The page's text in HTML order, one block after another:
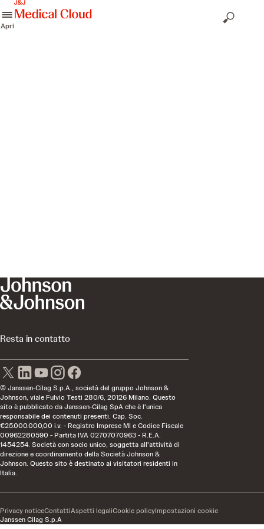
Apri
Resta in contatto
© Janssen-Cilag S.p.A., società del gruppo Johnson &
Johnson, viale Fulvio Testi 280/6, 20126 Milano. Questo
sito è pubblicato da Janssen-Cilag SpA che è l'unica
responsabile dei contenuti presenti. Cap. Soc.
€25.000.000,00 i.v. - Registro Imprese MI e Codice Fiscale
00962280590 - Partita IVA 02707070963 - R.E.A.
1454254. Società con socio unico, soggetta all'attività di
direzione e coordinamento della Società Johnson &
Johnson. Questo sito è destinato ai visitatori residenti in
Italia.
Janssen Cilag S.p.A
Privacy noticeContattiAspetti legaliCookie policyImpostazioni cookie